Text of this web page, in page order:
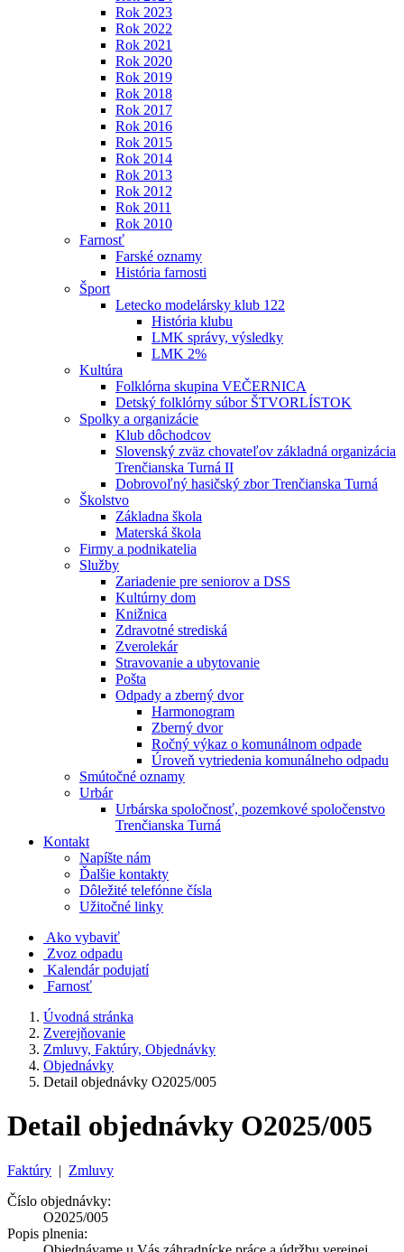
Rok 2023
Rok 2022
Rok 2021
Rok 2020
Rok 2019
Rok 2018
Rok 2017
Rok 2016
Rok 2015
Rok 2014
Rok 2013
Rok 2012
Rok 2011
Rok 2010
Farnosť
Farské oznamy
História farnosti
Šport
Letecko modelársky klub 122
História klubu
LMK správy, výsledky
LMK 2%
Kultúra
Folklórna skupina VEČERNICA
Detský folklórny súbor ŠTVORLÍSTOK
Spolky a organizácie
Klub dôchodcov
Slovenský zväz chovateľov základná organizácia
Trenčianska Turná II
Dobrovoľný hasičský zbor Trenčianska Turná
Školstvo
Základna škola
Materská škola
Firmy a podnikatelia
Služby
Zariadenie pre seniorov a DSS
Kultúrny dom
Knižnica
Zdravotné strediská
Zverolekár
Stravovanie a ubytovanie
Pošta
Odpady a zberný dvor
Harmonogram
Zberný dvor
Ročný výkaz o komunálnom odpade
Úroveň vytriedenia komunálneho odpadu
Smútočné oznamy
Urbár
Urbárska spoločnosť, pozemkové spoločenstvo
Trenčianska Turná
Kontakt
Napíšte nám
Ďalšie kontakty
Dôležité telefónne čísla
Užitočné linky
Ako vybaviť
Zvoz odpadu
Kalendár podujatí
Farnosť
Úvodná stránka
Zverejňovanie
Zmluvy, Faktúry, Objednávky
Objednávky
Detail objednávky O2025/005
Detail objednávky O2025/005
Faktúry | Zmluvy
Číslo objednávky:
O2025/005
Popis plnenia: